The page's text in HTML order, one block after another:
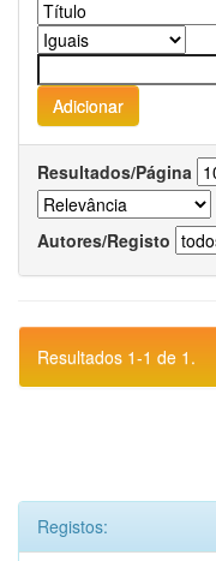
Resultados/Página
Autores/Registo
Resultados 1-1 de 1.
Registos: